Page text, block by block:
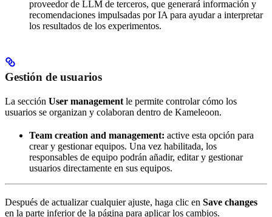
proveedor de LLM de terceros, que generará información y
recomendaciones impulsadas por IA para ayudar a interpretar
los resultados de los experimentos.
Gestión de usuarios
La sección User management le permite controlar cómo los
usuarios se organizan y colaboran dentro de Kameleoon.
Team creation and management: active esta opción para
crear y gestionar equipos. Una vez habilitada, los
responsables de equipo podrán añadir, editar y gestionar
usuarios directamente en sus equipos.
Después de actualizar cualquier ajuste, haga clic en Save changes
en la parte inferior de la página para aplicar los cambios.